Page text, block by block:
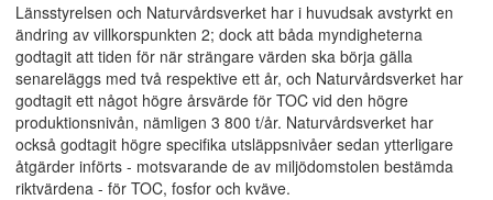
Länsstyrelsen och Naturvårdsverket har i huvudsak avstyrkt en
ändring av villkorspunkten 2; dock att båda myndigheterna
godtagit att tiden för när strängare värden ska börja gälla
senareläggs med två respektive ett år, och Naturvårdsverket har
godtagit ett något högre årsvärde för TOC vid den högre
produktionsnivån, nämligen 3 800 t/år. Naturvårdsverket har
också godtagit högre specifika utsläppsnivåer sedan ytterligare
åtgärder införts - motsvarande de av miljödomstolen bestämda
riktvärdena - för TOC, fosfor och kväve.